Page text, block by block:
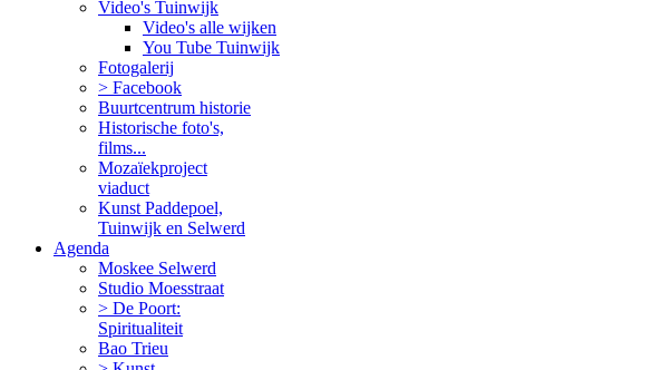
Video's Tuinwijk
Video's alle wijken
You Tube Tuinwijk
Fotogalerij
> Facebook
Buurtcentrum historie
Historische foto's,
films...
Mozaïekproject
viaduct
Kunst Paddepoel,
Tuinwijk en Selwerd
Agenda
Moskee Selwerd
Studio Moesstraat
> De Poort:
Spiritualiteit
Bao Trieu